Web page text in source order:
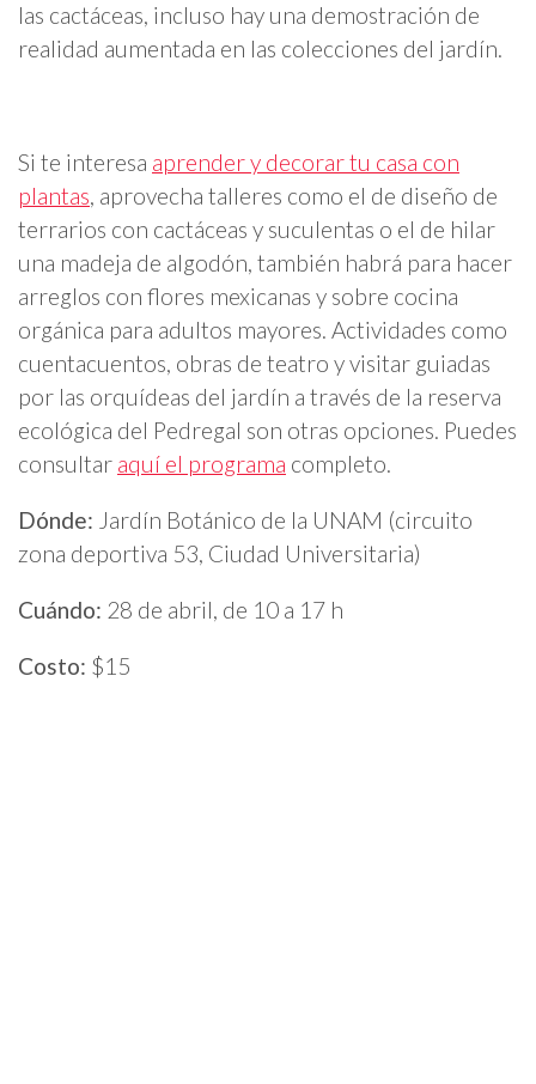
las cactáceas, incluso hay una demostración de
realidad aumentada en las colecciones del jardín.
Si te interesa aprender y decorar tu casa con
plantas, aprovecha talleres como el de diseño de
terrarios con cactáceas y suculentas o el de hilar
una madeja de algodón, también habrá para hacer
arreglos con flores mexicanas y sobre cocina
orgánica para adultos mayores. Actividades como
cuentacuentos, obras de teatro y visitar guiadas
por las orquídeas del jardín a través de la reserva
ecológica del Pedregal son otras opciones. Puedes
consultar aquí el programa completo.
Dónde: Jardín Botánico de la UNAM (circuito
zona deportiva 53, Ciudad Universitaria)
Cuándo: 28 de abril, de 10 a 17 h
Costo: $15